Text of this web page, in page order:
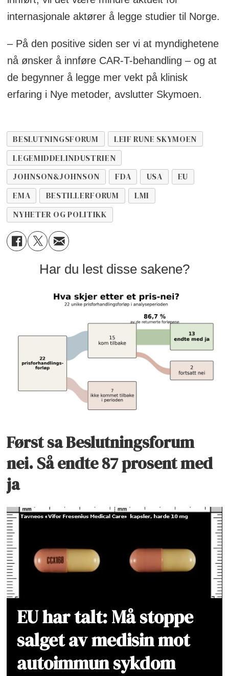
internasjonale aktører å legge studier til Norge.
– På den positive siden ser vi at myndighetene
nå ønsker å innføre CAR-T-behandling – og at
de begynner å legge mer vekt på klinisk
erfaring i Nye metoder, avslutter Skymoen.
BESLUTNINGSFORUM
LEIF RUNE SKYMOEN
LEGEMIDDELINDUSTRIEN
JOHNSON&JOHNSON
FDA USA
EU
EMA
BESTILLERFORUM
LMI
NYHETER OG POLITIKK
Har du lest disse sakene?
Først sa Beslutningsforum
nei. Så endte 87 prosent med
ja
EU har talt: Må stoppe
salget av medisin mot
autoimmun sykdom